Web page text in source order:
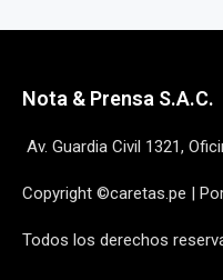
Nota & Prensa S.A.C.
Av. Guardia Civil 1321,
Copyright ©caretas.pe |
Todos los derechos